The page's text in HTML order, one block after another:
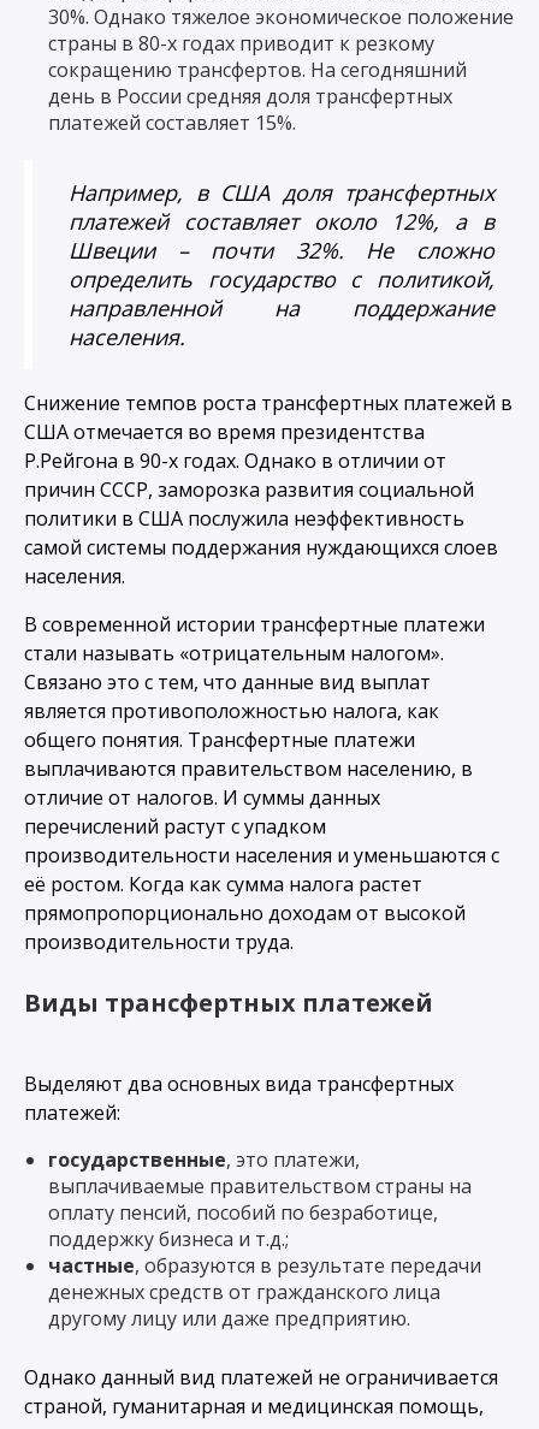
30%. Однако тяжелое экономическое положение
страны в 80-х годах приводит к резкому
сокращению трансфертов. На сегодняшний
день в России средняя доля трансфертных
платежей составляет 15%.
Например, в США доля трансфертных
платежей составляет около 12%, а в
Швеции – почти 32%. Не сложно
определить государство с политикой,
направленной на поддержание
населения.
Снижение темпов роста трансфертных платежей в
США отмечается во время президентства
Р.Рейгона в 90-х годах. Однако в отличии от
причин СССР, заморозка развития социальной
политики в США послужила неэффективность
самой системы поддержания нуждающихся слоев
населения.
В современной истории трансфертные платежи
стали называть «отрицательным налогом».
Связано это с тем, что данные вид выплат
является противоположностью налога, как
общего понятия. Трансфертные платежи
выплачиваются правительством населению, в
отличие от налогов. И суммы данных
перечислений растут с упадком
производительности населения и уменьшаются с
её ростом. Когда как сумма налога растет
прямопропорционально доходам от высокой
производительности труда.
Виды трансфертных платежей
Выделяют два основных вида трансфертных
платежей:
государственные, это платежи,
выплачиваемые правительством страны на
оплату пенсий, пособий по безработице,
поддержку бизнеса и т.д.;
частные, образуются в результате передачи
денежных средств от гражданского лица
другому лицу или даже предприятию.
Однако данный вид платежей не ограничивается
страной, гуманитарная и медицинская помощь,